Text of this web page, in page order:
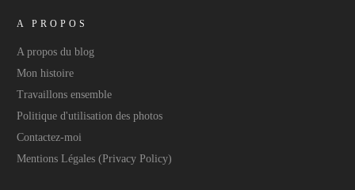
A PROPOS
A propos du blog
Mon histoire
Travaillons ensemble
Politique d'utilisation des photos
Contactez-moi
Mentions Légales (Privacy Policy)